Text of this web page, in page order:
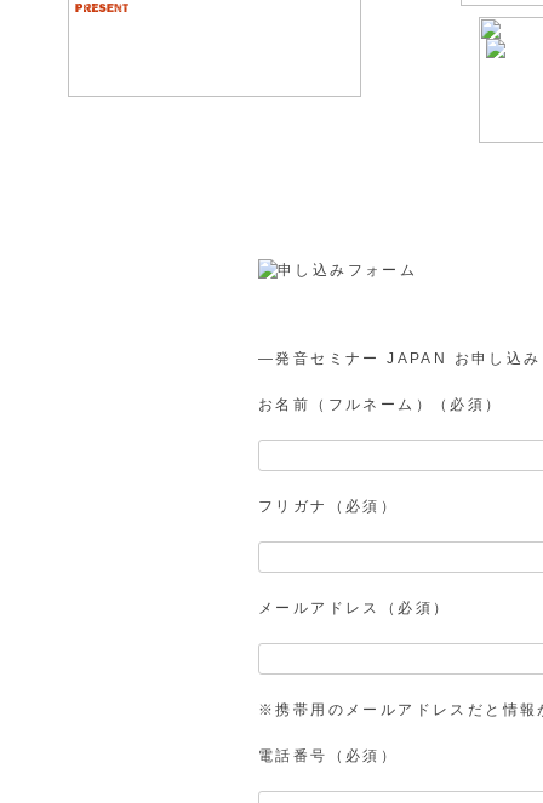
―発音セミナー JAPAN お申し込
お名前（フルネーム）（必須）
フリガナ（必須）
メールアドレス（必須）
※携帯用のメールアドレスだと情報
電話番号（必須）